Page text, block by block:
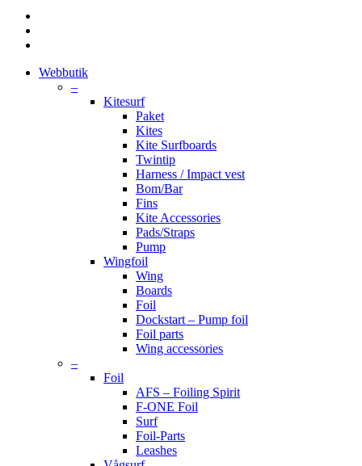
Close
Webbutik
–
Kitesurf
Paket
Kites
Kite Surfboards
Twintip
Harness / Impact vest
Bom/Bar
Fins
Kite Accessories
Pads/Straps
Pump
Wingfoil
Wing
Boards
Foil
Dockstart – Pump foil
Foil parts
Wing accessories
–
Foil
AFS – Foiling Spirit
F-ONE Foil
Surf
Foil-Parts
Leashes